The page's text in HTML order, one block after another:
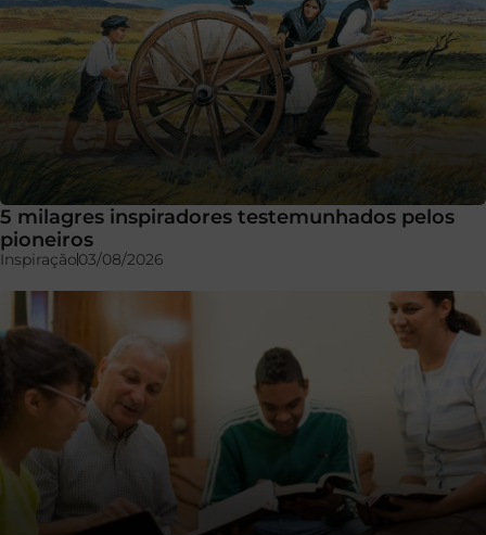
5 milagres inspiradores testemunhados pelos
pioneiros
Inspiração03/08/2026